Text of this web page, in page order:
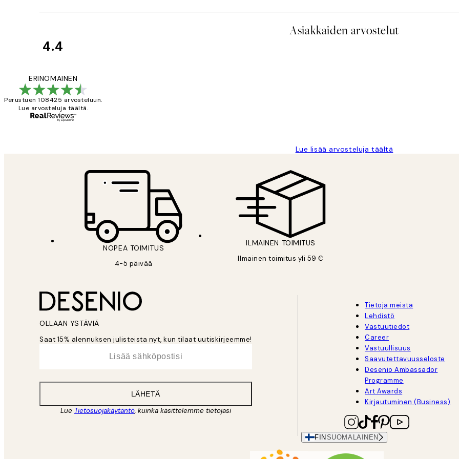
Asiakkaiden arvostelut
4.4
ERINOMAINEN
Perustuen 108425 arvosteluun.
Lue arvosteluja täältä.
Lue lisää arvosteluja täältä
NOPEA TOIMITUS
4-5 päivää
ILMAINEN TOIMITUS
Ilmainen toimitus yli 59 €
OLLAAN YSTÄVIÄ
Saat 15% alennuksen julisteista nyt, kun tilaat uutiskirjeemme!
LÄHETÄ
Lue Tietosuojakäytäntö, kuinka käsittelemme tietojasi
Tietoja meistä
Lehdistö
Vastuutiedot
Career
Vastuullisuus
Saavutettavuusseloste
Desenio Ambassador
Programme
Art Awards
Kirjautuminen (Business)
FIN SUOMALAINEN